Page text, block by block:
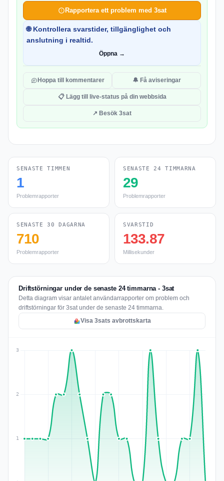
Rapportera ett problem med 3sat
🌐 Kontrollera svarstider, tillgänglighet och
anslutning i realtid.
Öppna →
Hoppa till kommentarer 🔔 Få aviseringar
📋 Lägg till live-status på din webbsida
↗ Besök 3sat
SENASTE TIMMEN
1
Problemrapporter
SENASTE 24 TIMMARNA
29
Problemrapporter
SENASTE 30 DAGARNA
710
Problemrapporter
SVARSTID
133.87
Millisekunder
Driftstörningar under de senaste 24 timmarna - 3sat
Detta diagram visar antalet användarrapporter om problem och
driftstörningar för 3sat under de senaste 24 timmarna.
Visa 3sats avbrottskarta